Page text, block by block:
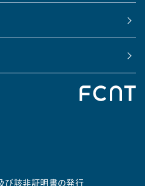
び該非証明書の発行